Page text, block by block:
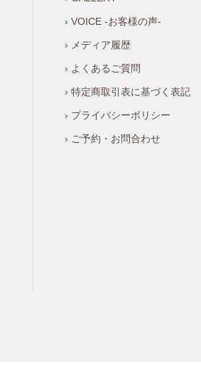
› VOICE -お客様の声-
› メディア履歴
› よくあるご質問
› 特定商取引表に基づく表記
› プライバシーポリシー
› ご予約・お問合わせ